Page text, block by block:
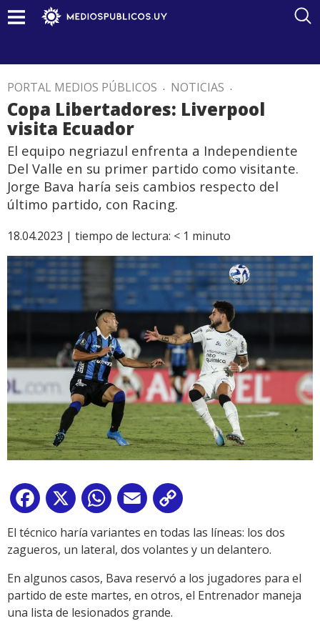
PORTAL MEDIOS PÚBLICOS . NOTICIAS .
Copa Libertadores: Liverpool
visita Ecuador
El equipo negriazul enfrenta a Independiente
Del Valle en su primer partido como visitante.
Jorge Bava haría seis cambios respecto del
último partido, con Racing.
18.04.2023 | tiempo de lectura: < 1 minuto
Facebook
X WhatsApp
Email
Link
El técnico haría variantes en todas las líneas: los dos
zagueros, un lateral, dos volantes y un delantero.
En algunos casos, Bava reservó a los jugadores para el
partido de este martes, en otros, el Entrenador maneja
una lista de lesionados grande.